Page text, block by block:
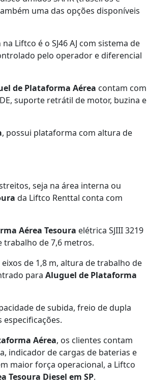
uma das opções disponíveis
na Liftco é o SJ46 AJ com sistema de
pelo operador e diferencial
de Plataforma Aérea contam com
suporte retrátil de motor, buzina e
, possui plataforma com altura de
seja na área interna ou
da Liftco Renttal conta com
Aérea Tesoura elétrica SJIII 3219
trabalho de 7,6 metros.
de 1,8 m, altura de trabalho de
para Aluguel de Plataforma
de subida, freio de dupla
Aérea, os clientes contam
indicador de cargas de baterias e
maior força operacional, a Liftco
Tesoura Diesel em SP.